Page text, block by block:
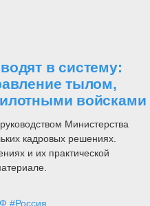
в систему:
тылом,
войсками
Министерства
кадровых решениях.
и их практической
#Россия